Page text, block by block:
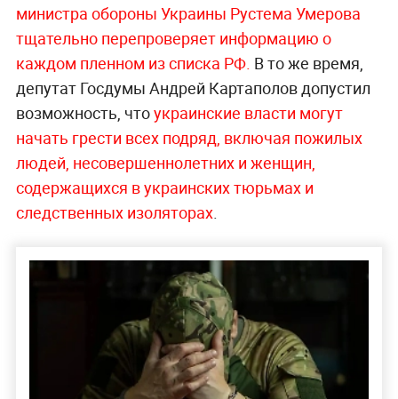
министра обороны Украины Рустема Умерова
тщательно перепроверяет информацию о
каждом пленном из списка РФ. В то же время,
депутат Госдумы Андрей Картаполов допустил
возможность, чтоукраинские власти могут
начать грести всех подряд, включая пожилых
людей, несовершеннолетних и женщин,
содержащихся в украинских тюрьмах и
следственных изоляторах.